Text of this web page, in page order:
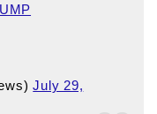
July 29,